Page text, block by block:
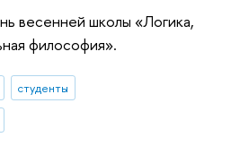
весенней школы «Логика,
философия».
студенты